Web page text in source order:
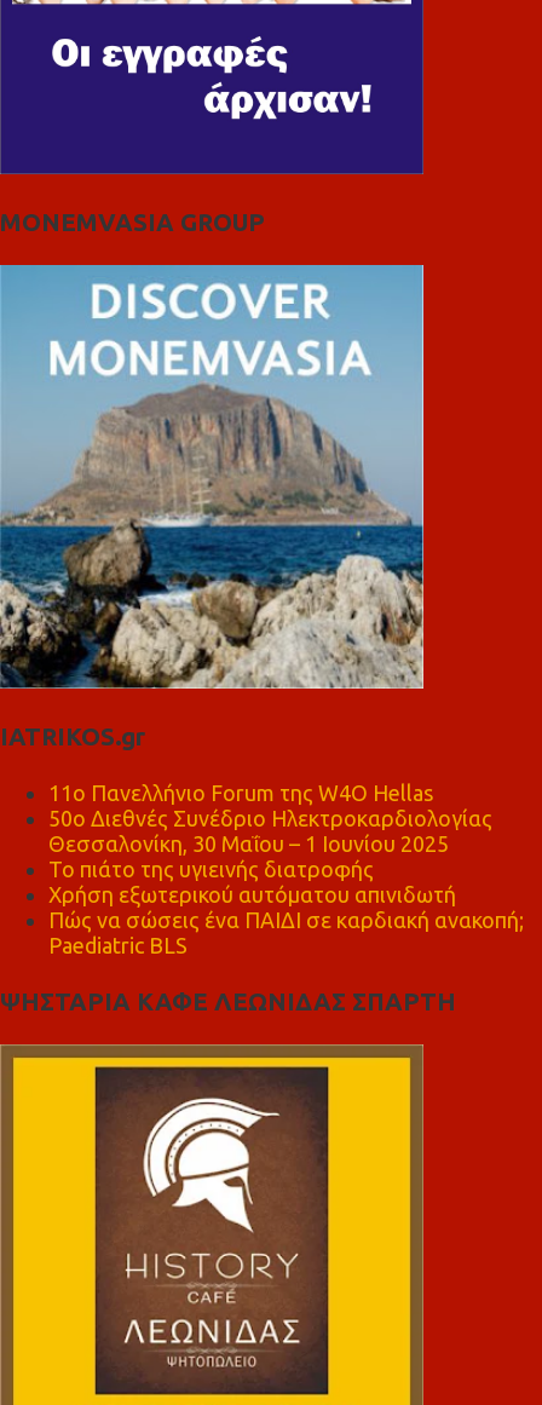
MONEMVASIA GROUP
IATRIKOS.gr
11ο Πανελλήνιο Forum της W4O Hellas
50ο Διεθνές Συνέδριο Ηλεκτροκαρδιολογίας
Θεσσαλονίκη, 30 Μαΐου – 1 Ιουνίου 2025
Το πιάτο της υγιεινής διατροφής
Χρήση εξωτερικού αυτόματου απινιδωτή
Πώς να σώσεις ένα ΠΑΙΔΙ σε καρδιακή ανακοπή;
Paediatric BLS
ΨΗΣΤΑΡΙΑ ΚΑΦΕ ΛΕΩΝΙΔΑΣ ΣΠΑΡΤΗ